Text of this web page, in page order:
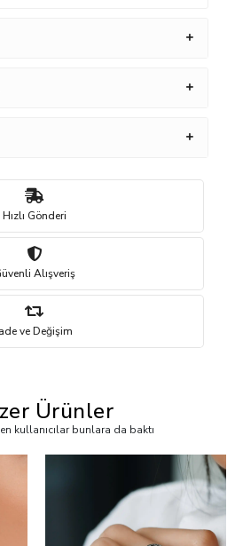
Hızlı Gönderi
Alışveriş
ve Değişim
Ürünler
kullanıcılar bunlara da baktı